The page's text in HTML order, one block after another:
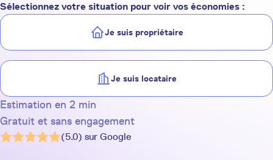
Sélectionnez votre situation pour voir vos économies :
Je suis propriétaire
Je suis locataire
Estimation en 2 min
Gratuit et sans engagement
(5.0) sur Google